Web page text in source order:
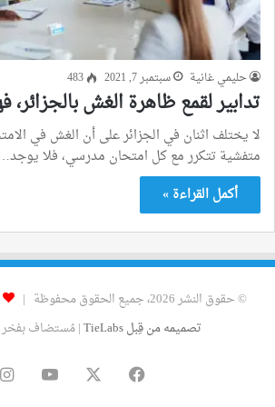
حليمي غانية سبتمبر 7, 2021 483
تدابير لقمع ظاهرة الغش
لا يختلف اثنان في الجزائر على أن الغش في
متفشية تتكرر مع كل امتحان مدرسي، فلا
أكمل القراءة »
© حقوق النشر 2026، جميع الحقوق محفوظة |
تصميمه من قِبل TieLabs
| مُستضاف بفخر
فيسبوك